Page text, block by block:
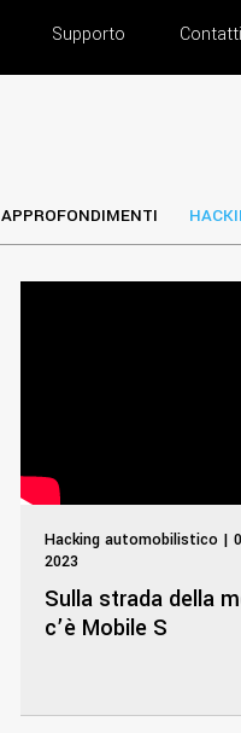
Supporto Contatti
APPROFONDIMENTI
Hacking automobilistico |
2023
Sulla strada della
c’è Mobile S